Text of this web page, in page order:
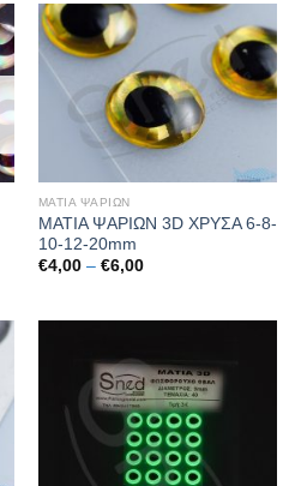
ΜΑΤΙΑ ΨΑΡΙΩΝ
ΜΑΤΙΑ ΨΑΡΙΩΝ 3D ΧΡΥΣΑ 6-8-
10-12-20mm
€4,00 – €6,00Price